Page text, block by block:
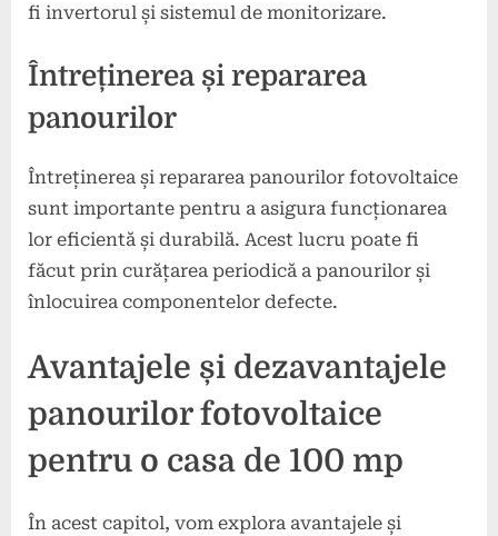
fi invertorul și sistemul de monitorizare.
Întreținerea și repararea
panourilor
Întreținerea și repararea panourilor fotovoltaice
sunt importante pentru a asigura funcționarea
lor eficientă și durabilă. Acest lucru poate fi
făcut prin curățarea periodică a panourilor și
înlocuirea componentelor defecte.
Avantajele și dezavantajele
panourilor fotovoltaice
pentru o casa de 100 mp
În acest capitol, vom explora avantajele și